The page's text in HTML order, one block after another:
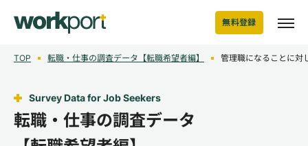
無料登録
TOP 転職・仕事の調査データ【転職希望者編】 管理職になることに対
Survey Data for Job Seekers
転職・仕事の調査データ